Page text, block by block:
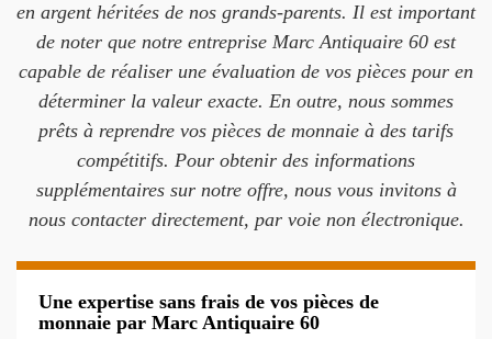
en argent héritées de nos grands-parents. Il est important
de noter que notre entreprise Marc Antiquaire 60 est
capable de réaliser une évaluation de vos pièces pour en
déterminer la valeur exacte. En outre, nous sommes
prêts à reprendre vos pièces de monnaie à des tarifs
compétitifs. Pour obtenir des informations
supplémentaires sur notre offre, nous vous invitons à
nous contacter directement, par voie non électronique.
Une expertise sans frais de vos pièces de
monnaie par Marc Antiquaire 60